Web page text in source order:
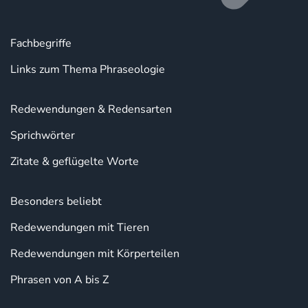
Fachbegriffe
Links zum Thema Phraseologie
Redewendungen & Redensarten
Sprichwörter
Zitate & geflügelte Worte
Besonders beliebt
Redewendungen mit Tieren
Redewendungen mit Körperteilen
Phrasen von A bis Z